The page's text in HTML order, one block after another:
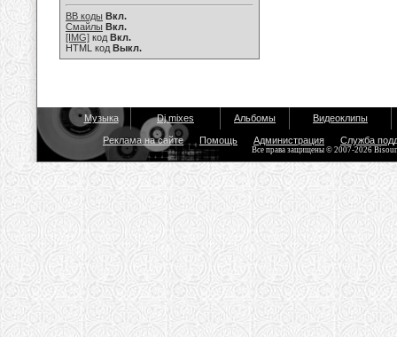
BB коды Вкл.
Смайлы Вкл.
[IMG] код Вкл.
HTML код Выкл.
Музыка Dj mixes Альбомы Видеоклипы
Реклама на сайте Помощь Администрация Служба
Все права защищены © 2007-2026